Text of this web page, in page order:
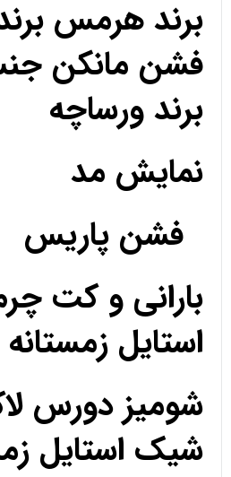
برند هرمس
فشن مانکن
برند ورساچه
نمایش مد
فشن پاریس
بارانی و کت
استایل
شومیز دورس
شیک استایل